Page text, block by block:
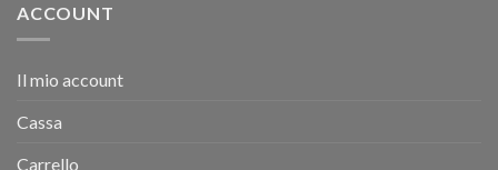
ACCOUNT
Il mio account
Cassa
Carrello